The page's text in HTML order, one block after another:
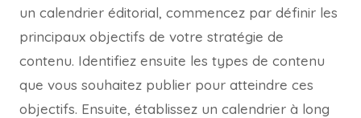
un calendrier éditorial, commencez par définir les
principaux objectifs de votre stratégie de
contenu. Identifiez ensuite les types de contenu
que vous souhaitez publier pour atteindre ces
objectifs. Ensuite, établissez un calendrier à long